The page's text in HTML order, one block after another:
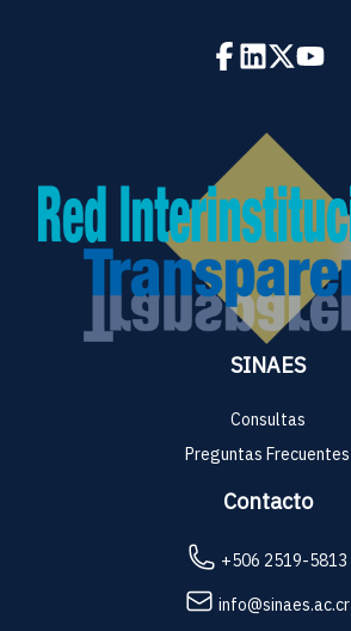
SINAES
Consultas
Preguntas Frecuentes
Contacto
+506 2519-5813
info@sinaes.ac.cr